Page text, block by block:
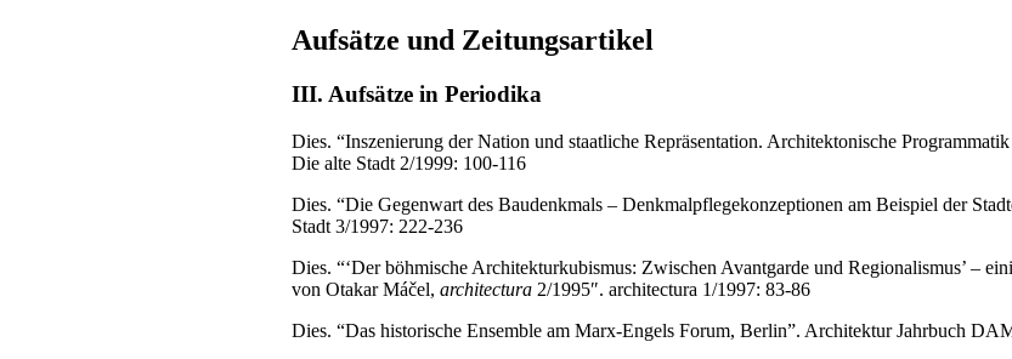
Aufsätze und Zeitungsartikel
III. Aufsätze in Periodika
Dies. “Inszenierung der Nation und staatliche Repräsentation. Architektonische
Die alte Stadt 2/1999: 100-116
Dies. “Die Gegenwart des Baudenkmals – Denkmalpflegekonzeptionen am Beispiel der
Stadt 3/1997: 222-236
Dies. “‘Der böhmische Architekturkubismus: Zwischen Avantgarde und Regionalismus’ –
von Otakar Máčel, architectura 2/1995″. architectura 1/1997: 83-86
Dies. “Das historische Ensemble am Marx-Engels Forum, Berlin”. Architektur Jahrbuch